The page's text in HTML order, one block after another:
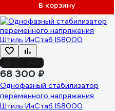
В корзину
68 300 ₽
Однофазный стабилизатор
переменного напряжения
Штиль ИнСтаб IS8000